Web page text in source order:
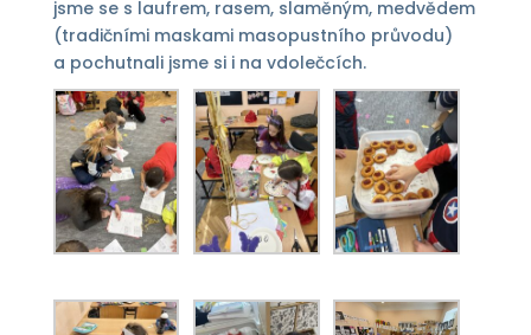
jsme se s laufrem, rasem, slaměným, medvědem
(tradičními maskami masopustního průvodu)
a pochutnali jsme si i na vdolečcích.